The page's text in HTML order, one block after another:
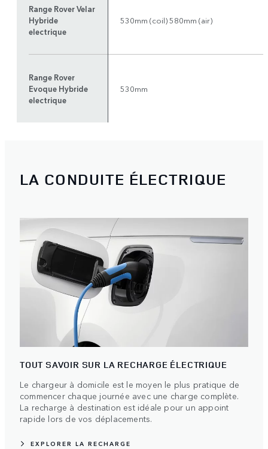
Range Rover Velar
Hybride
electrique
530mm (coil) 580mm (air)
Range Rover
Evoque Hybride
electrique
530mm
LA CONDUITE ÉLECTRIQUE
TOUT SAVOIR SUR LA RECHARGE ÉLECTRIQUE
Le chargeur à domicile est le moyen le plus pratique de
commencer chaque journée avec une charge complète.
La recharge à destination est idéale pour un appoint
rapide lors de vos déplacements.
EXPLORER LA RECHARGE